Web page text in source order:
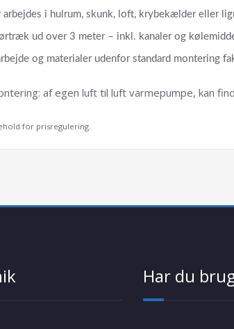
arbejdes i hulrum, skunk, loft, krybekælder eller
ud over 3 meter – inkl. kanaler og
og materialer udenfor standard montering
af egen luft til luft varmepumpe, kan
for prisregulering.
Har du